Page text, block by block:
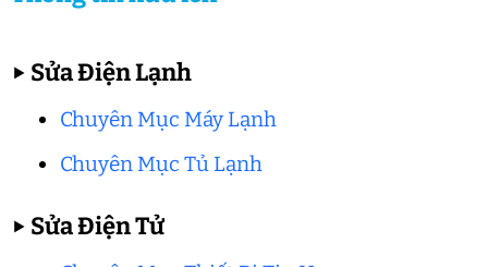
▶ Sửa Điện Lạnh
Chuyên Mục Máy Lạnh
Chuyên Mục Tủ Lạnh
▶ Sửa Điện Tử